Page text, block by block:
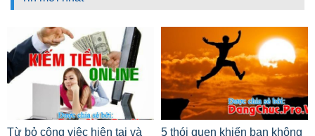
Từ bỏ công việc hiện tại và
5 thói quen khiến bạn không